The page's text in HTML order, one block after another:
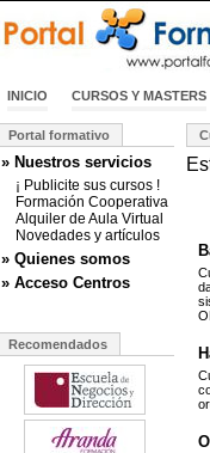
INICIO CURSOS Y MASTERS
Portal formativo
» Nuestros servicios
¡ Publicite sus cursos !
Formación Cooperativa
Alquiler de Aula Virtual
Novedades y artículos
» Quienes somos
» Acceso Centros
Recomendados